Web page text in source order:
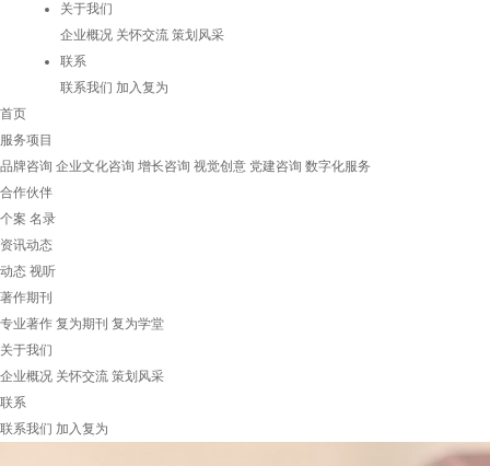
关于我们
企业概况 关怀交流 策划风采
联系
联系我们 加入复为
首页
服务项目
品牌咨询 企业文化咨询 增长咨询 视觉创意 党建咨询 数字化服务
合作伙伴
个案 名录
资讯动态
动态 视听
著作期刊
专业著作 复为期刊 复为学堂
关于我们
企业概况 关怀交流 策划风采
联系
联系我们 加入复为